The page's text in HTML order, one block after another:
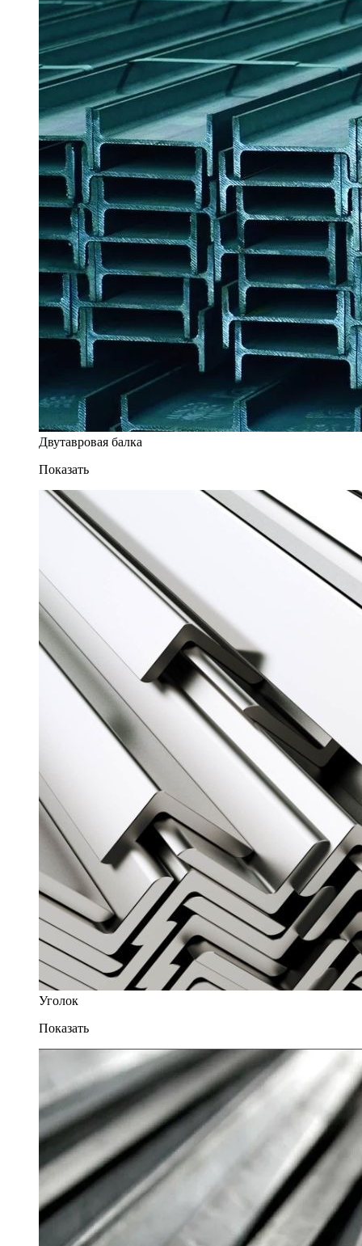
Двутавровая балка
Показать
Уголок
Показать